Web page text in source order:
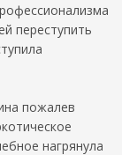
переступить
пожалев
нагрянула